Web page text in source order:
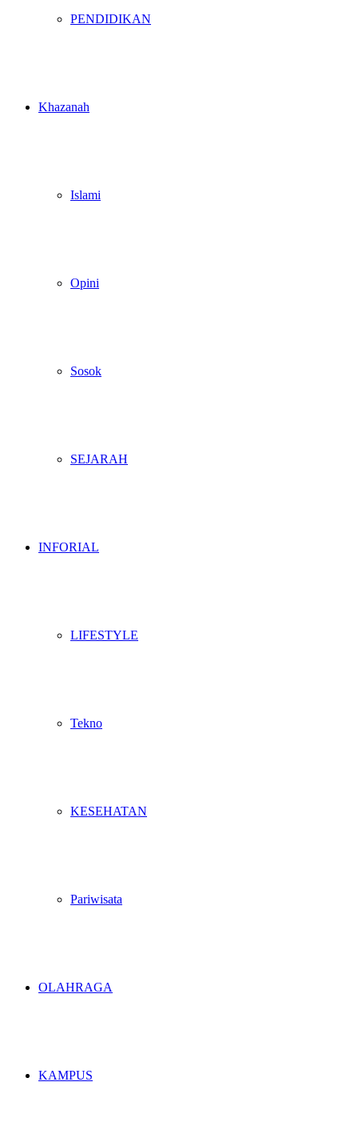
PENDIDIKAN
Khazanah
Islami
Opini
Sosok
SEJARAH
INFORIAL
LIFESTYLE
Tekno
KESEHATAN
Pariwisata
OLAHRAGA
KAMPUS